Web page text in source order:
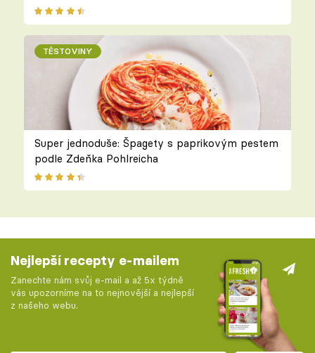
TĚSTOVINY
Super jednoduše: Špagety s paprikovým pestem
podle Zdeňka Pohlreicha
Nejlepší recepty e-mailem
Zanechte nám svůj e-mail a až 5x týdně
vás upozorníme na to nejnovější a nejlepší
z našeho webu.